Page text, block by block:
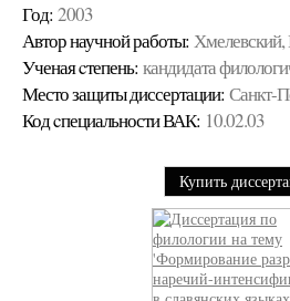
Год: 2003
Автор научной работы:
Ученая cтепень: кандидата
Место защиты диссертации: Санкт-
Код cпециальности ВАК: 10.02.03
Купить